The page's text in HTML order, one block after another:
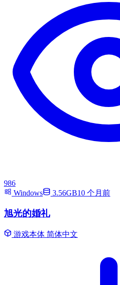
986
Windows
3.56GB10 个月前
旭光的婚礼
游戏本体 简体中文